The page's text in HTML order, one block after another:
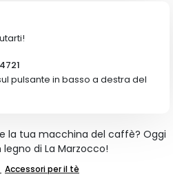
pulsante in basso a destra del
la tua macchina del caffè? Oggi
di La Marzocco!
Accessori per il tè